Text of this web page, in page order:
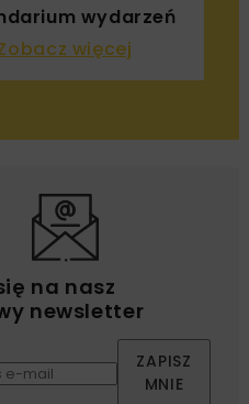
wydarzeń
więcej
na nasz
newsletter
ZAPISZ
MNIE